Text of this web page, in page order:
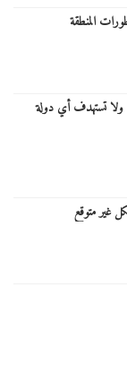
المنطقة
ولا تستهدف أي دولة
غير متوقع